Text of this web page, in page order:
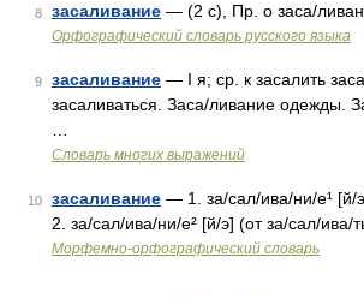
8 засаливание — (2 с), Пр. о заса/
Орфографический словарь русского языка
9 засаливание — I я; ср. к засалить
засаливаться. Заса/ливание одежды.
Словарь многих выражений
10 засаливание — 1. за/сал/ива/ни/е¹ [й/
2. за/сал/ива/ни/е² [й/э] (от за/сал/ива/
Морфемно-орфографический словарь